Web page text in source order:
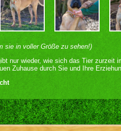
sie in voller Größe zu sehen!)
nur wieder, wie sich das Tier zurzeit
Zuhause durch Sie und Ihre